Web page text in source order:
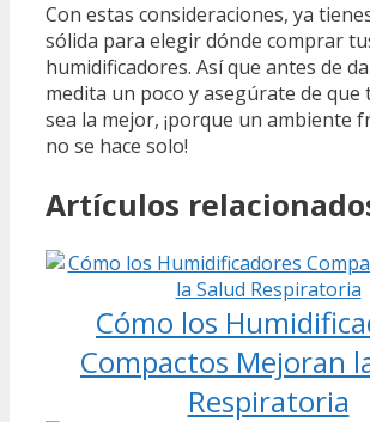
Con estas consideraciones, ya
sólida para elegir dónde comprar
humidificadores. Así que antes de
medita un poco y asegúrate de que
sea la mejor, ¡porque un ambiente
no se hace solo!
Artículos
Cómo los
Compactos Mejoran
Respiratoria